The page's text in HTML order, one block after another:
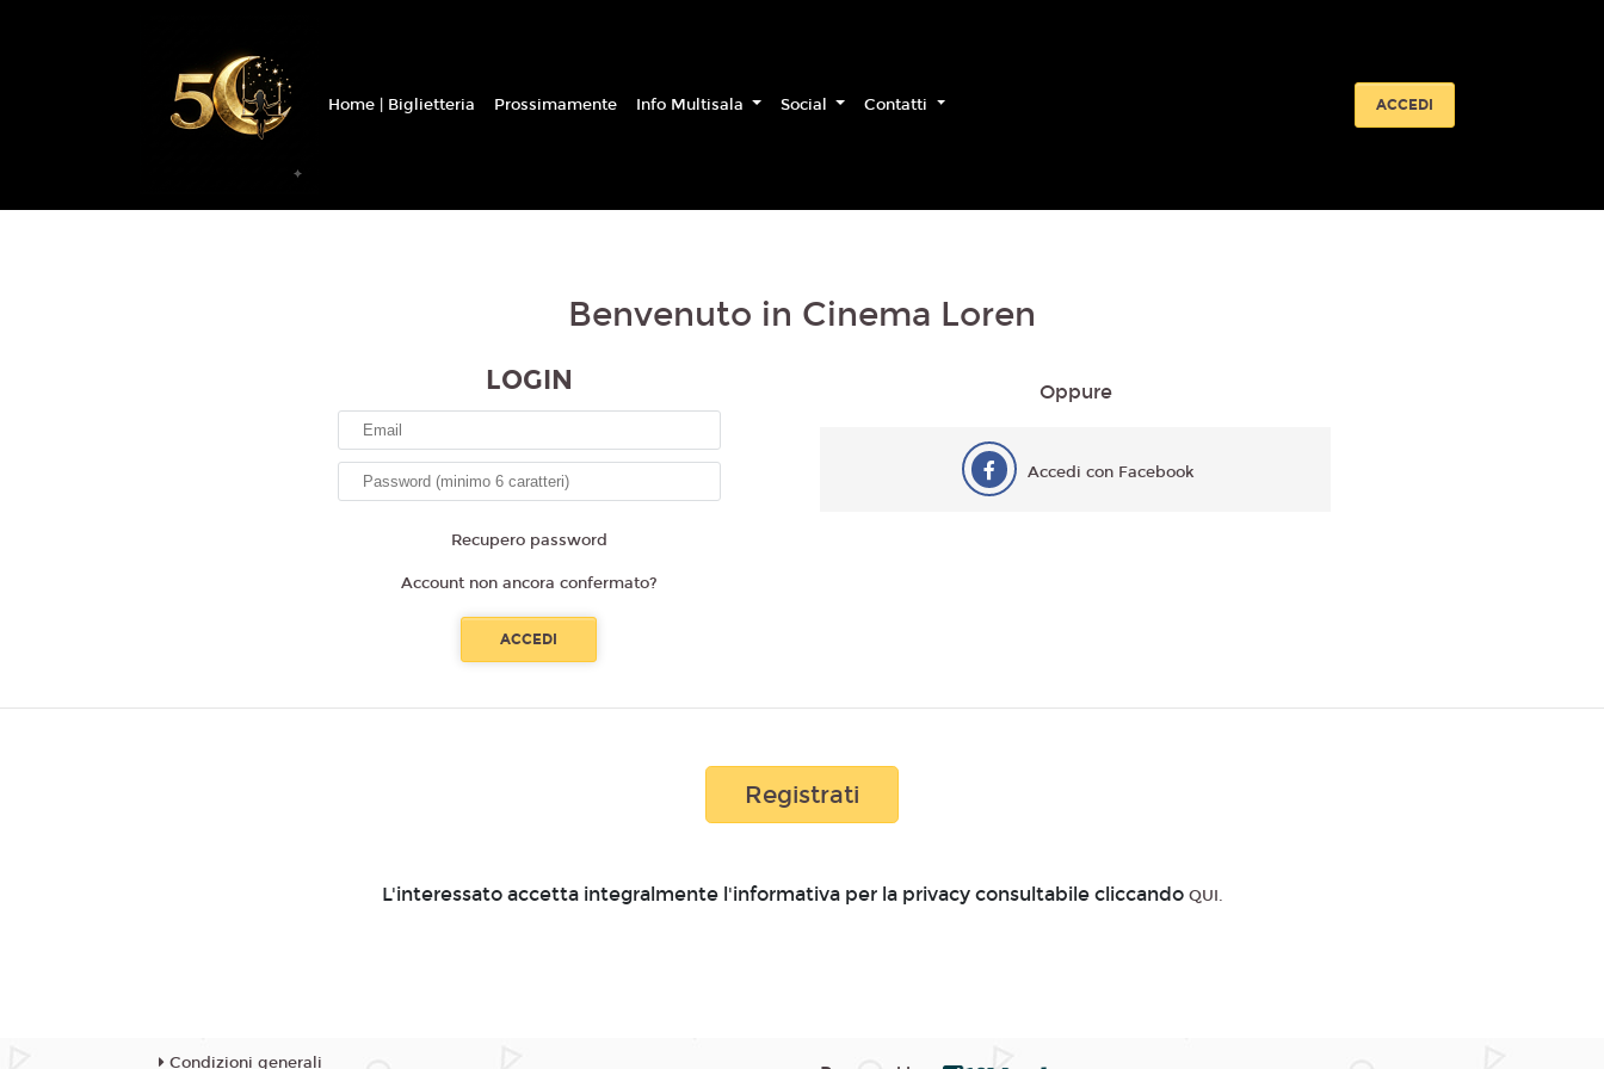
Home | Biglietteria Prossimamente Info Multisala Social Contatti ACCEDI
Benvenuto in Cinema Loren
LOGIN
Recupero password
Account non ancora confermato?
Oppure
Accedi con Facebook
Registrati
L'interessato accetta integralmente l'informativa per la privacy consultabile cliccando QUI.
Condizioni generali